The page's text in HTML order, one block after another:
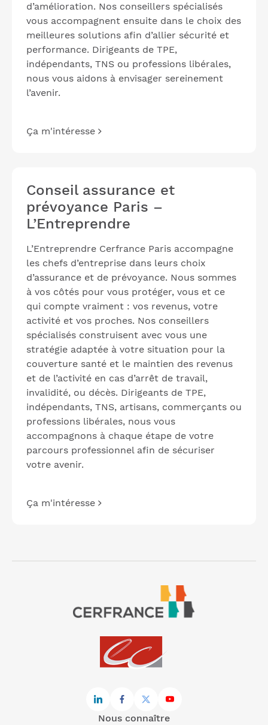
d’amélioration. Nos conseillers spécialisés
vous accompagnent ensuite dans le choix des
meilleures solutions afin d’allier sécurité et
performance. Dirigeants de TPE,
indépendants, TNS ou professions libérales,
nous vous aidons à envisager sereinement
l’avenir.
Ça m'intéresse
Conseil assurance et
prévoyance Paris –
L’Entreprendre
L’Entreprendre Cerfrance Paris accompagne
les chefs d’entreprise dans leurs choix
d’assurance et de prévoyance. Nous sommes
à vos côtés pour vous protéger, vous et ce
qui compte vraiment : vos revenus, votre
activité et vos proches. Nos conseillers
spécialisés construisent avec vous une
stratégie adaptée à votre situation pour la
couverture santé et le maintien des revenus
et de l’activité en cas d’arrêt de travail,
invalidité, ou décès. Dirigeants de TPE,
indépendants, TNS, artisans, commerçants ou
professions libérales, nous vous
accompagnons à chaque étape de votre
parcours professionnel afin de sécuriser
votre avenir.
Ça m'intéresse
Nous connaître